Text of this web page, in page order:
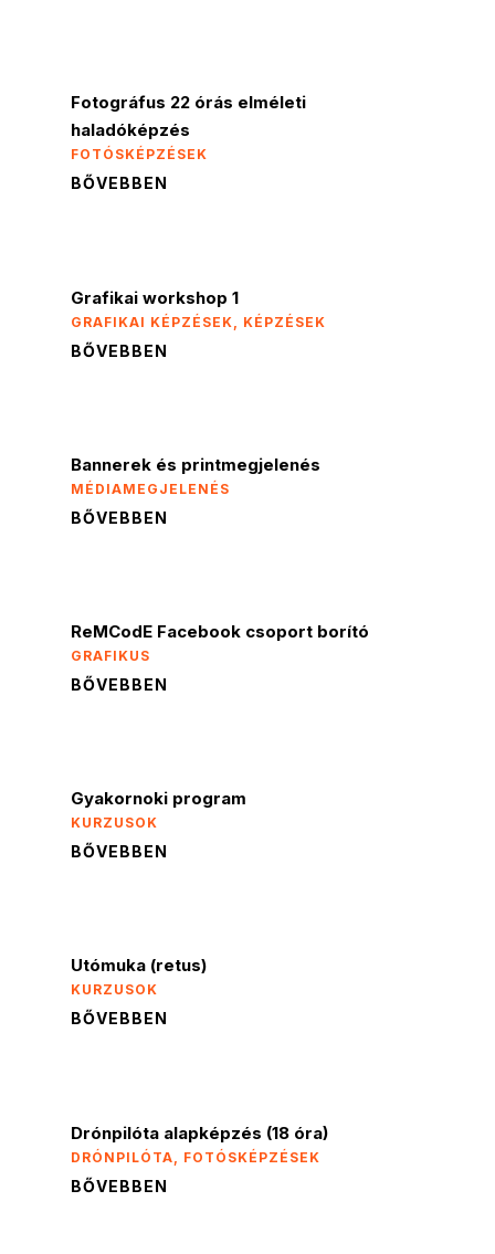
Fotográfus 22 órás elméleti
haladóképzés
FOTÓSKÉPZÉSEK
BŐVEBBEN
Grafikai workshop 1
GRAFIKAI KÉPZÉSEK KÉPZÉSEK
BŐVEBBEN
Bannerek és printmegjelenés
MÉDIAMEGJELENÉS
BŐVEBBEN
ReMCodE Facebook csoport borító
GRAFIKUS
BŐVEBBEN
Gyakornoki program
KURZUSOK
BŐVEBBEN
Utómuka (retus)
KURZUSOK
BŐVEBBEN
Drónpilóta alapképzés (18 óra)
DRÓNPILÓTA FOTÓSKÉPZÉSEK
BŐVEBBEN